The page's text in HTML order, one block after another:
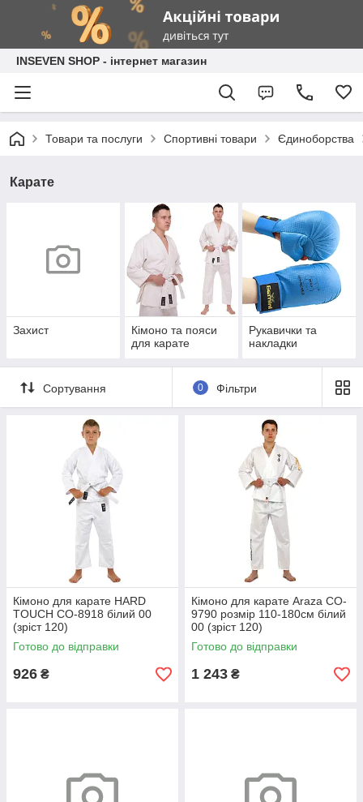
INSEVEN SHOP - інтернет магазин
Товари та послуги Спортивні товари Єдиноборства
Карате
Захист
Кімоно та пояси
для карате
Рукавички та
накладки
Сортування 0 Фільтри
Кімоно для карате HARD
TOUCH CO-8918 білий 00
(зріст 120)
Готово до відправки
926 ₴
Кімоно для карате Araza CO-
9790 розмір 110-180см білий
00 (зріст 120)
Готово до відправки
1 243 ₴